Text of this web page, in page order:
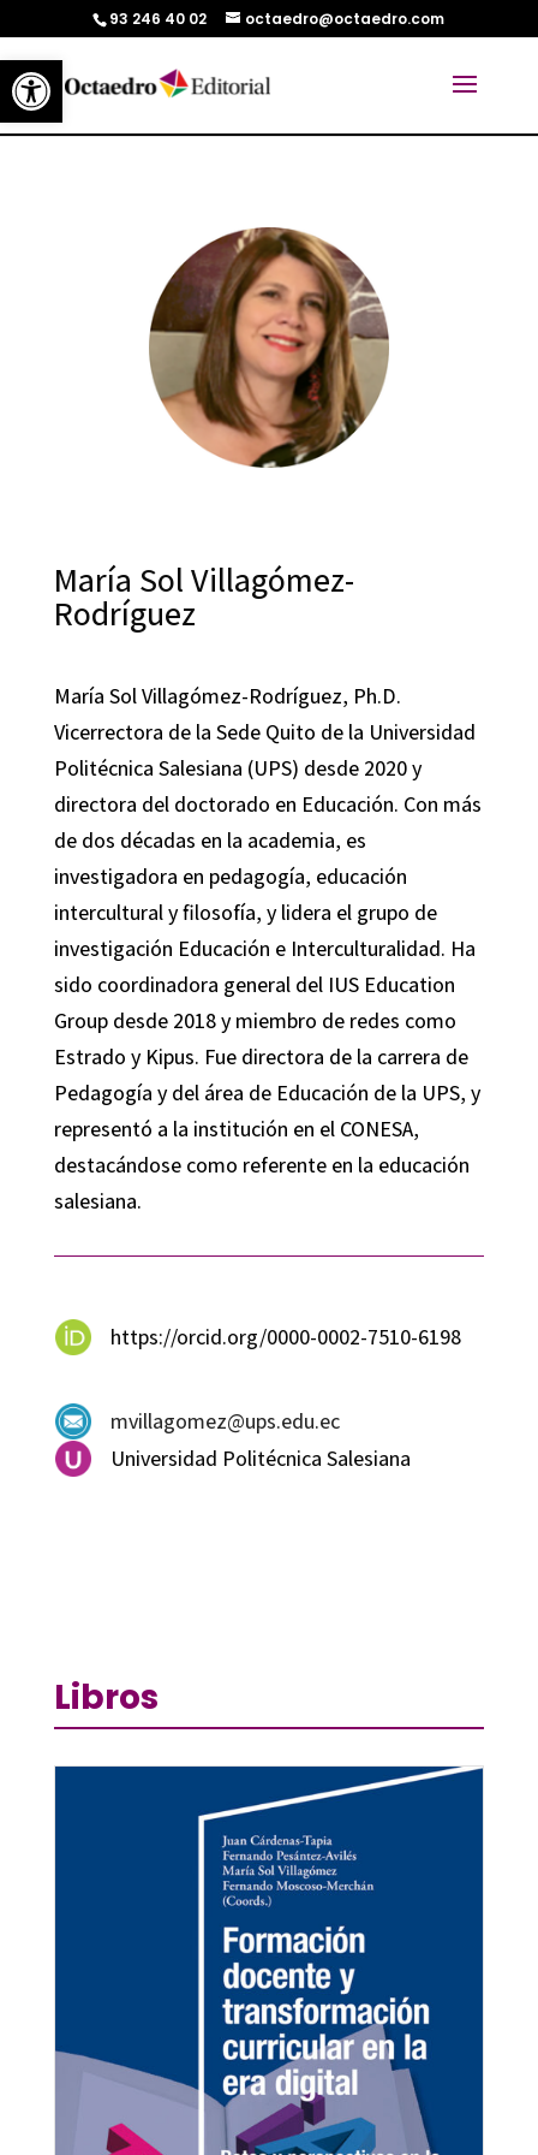
Abrir barra de herramientas
93 246 40 02 octaedro@octaedro.com
María Sol Villagómez-
Rodríguez
María Sol Villagómez-Rodríguez, Ph.D.
Vicerrectora de la Sede Quito de la Universidad
Politécnica Salesiana (UPS) desde 2020 y
directora del doctorado en Educación. Con más
de dos décadas en la academia, es
investigadora en pedagogía, educación
intercultural y filosofía, y lidera el grupo de
investigación Educación e Interculturalidad. Ha
sido coordinadora general del IUS Education
Group desde 2018 y miembro de redes como
Estrado y Kipus. Fue directora de la carrera de
Pedagogía y del área de Educación de la UPS, y
representó a la institución en el CONESA,
destacándose como referente en la educación
salesiana.
https://orcid.org/0000-0002-7510-6198
mvillagomez@ups.edu.ec
Universidad Politécnica Salesiana
Libros